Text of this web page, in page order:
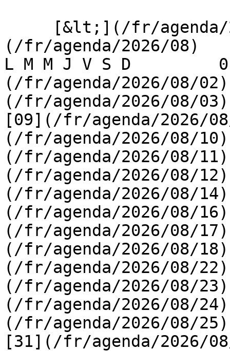
(/fr/agenda/2026/08)
L M M J V S D
(/fr/agenda/2026/08/
(/fr/agenda/2026/08/
[09](/fr/agenda/2026/
(/fr/agenda/2026/08/
(/fr/agenda/2026/08/
(/fr/agenda/2026/08/
(/fr/agenda/2026/08/
(/fr/agenda/2026/08/
(/fr/agenda/2026/08/
(/fr/agenda/2026/08/
(/fr/agenda/2026/08/
(/fr/agenda/2026/08/
(/fr/agenda/2026/08/
(/fr/agenda/2026/08/
[31](/fr/agenda/